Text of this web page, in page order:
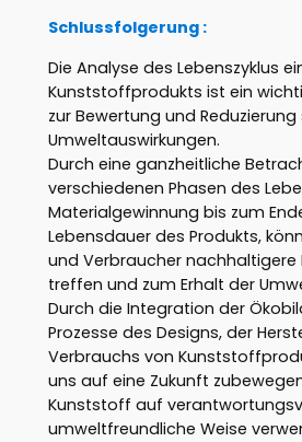
Schlussfolgerung :
Die Analyse des Lebenszyklus
Kunststoffprodukts ist ein
zur Bewertung und Reduzierung
Umweltauswirkungen.
Durch eine ganzheitliche
verschiedenen Phasen des
Materialgewinnung bis zum
Lebensdauer des Produkts,
und Verbraucher nachhaltigere
treffen und zum Erhalt der
Durch die Integration der
Prozesse des Designs, der
Verbrauchs von
uns auf eine Zukunft
Kunststoff auf
umweltfreundliche Weise